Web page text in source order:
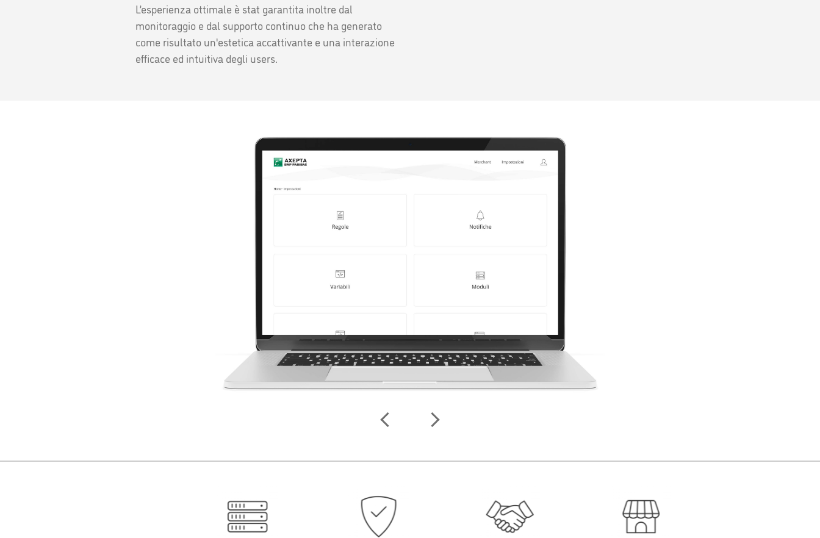
L’esperienza ottimale è stat garantita inoltre dal
monitoraggio e dal supporto continuo che ha generato
come risultato un'estetica accattivante e una interazione
efficace ed intuitiva degli users.